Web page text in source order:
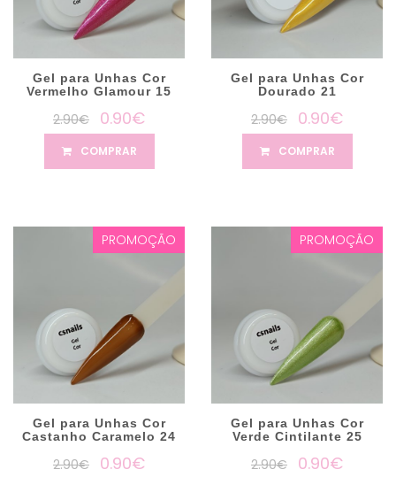
Gel para Unhas Cor
Vermelho Glamour 15
2.90€ 0.90€
COMPRAR
Gel para Unhas Cor
Dourado 21
2.90€ 0.90€
COMPRAR
PROMOÇÃO
Gel para Unhas Cor
Castanho Caramelo 24
2.90€ 0.90€
PROMOÇÃO
Gel para Unhas Cor
Verde Cintilante 25
2.90€ 0.90€